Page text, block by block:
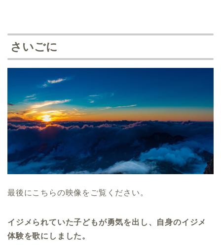
さいごに
最後にこちらの映像をご覧ください。
イジメられていた子どもが勇気を出し、自身のイジメ
体験を歌にしました。